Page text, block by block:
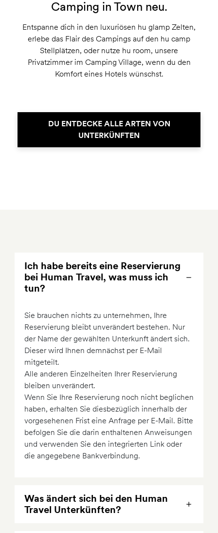
Camping in Town neu.
Entspanne dich in den luxuriösen hu glamp Zelten,
erlebe das Flair des Campings auf den hu camp
Stellplätzen, oder nutze hu room, unsere
Privatzimmer im Camping Village, wenn du den
Komfort eines Hotels wünschst.
DU ENTDECKE ALLE ARTEN VON
UNTERKÜNFTEN
Ich habe bereits eine Reservierung
bei Human Travel, was muss ich
tun?
Sie brauchen nichts zu unternehmen, Ihre
Reservierung bleibt unverändert bestehen. Nur
der Name der gewählten Unterkunft ändert sich.
Dieser wird Ihnen demnächst per E-Mail
mitgeteilt.
Alle anderen Einzelheiten Ihrer Reservierung
bleiben unverändert.
Wenn Sie Ihre Reservierung noch nicht beglichen
haben, erhalten Sie diesbezüglich innerhalb der
vorgesehenen Frist eine Anfrage per E-Mail. Bitte
befolgen Sie die darin enthaltenen Anweisungen
und verwenden Sie den integrierten Link oder
die angegebene Bankverbindung.
Was ändert sich bei den Human
Travel Unterkünften?